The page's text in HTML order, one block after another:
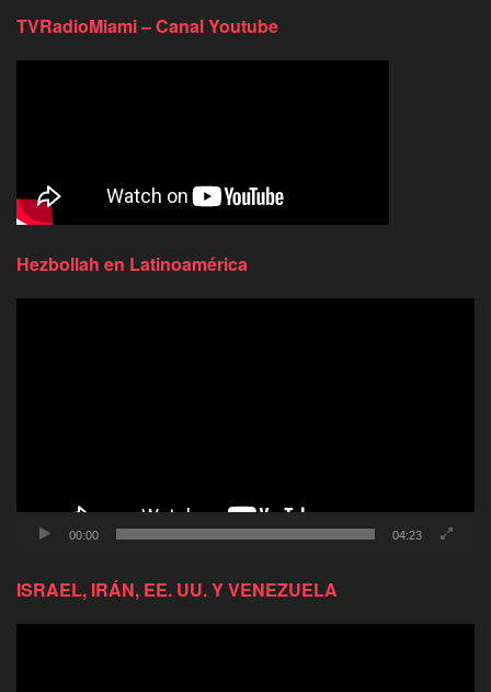
TVRadioMiami – Canal Youtube
Hezbollah en Latinoamérica
00:00 04:23
ISRAEL, IRÁN, EE. UU. Y VENEZUELA